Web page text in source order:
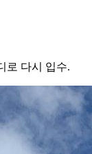
로 다시 입수.